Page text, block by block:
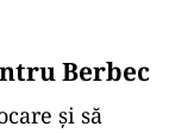
Berbec
și să